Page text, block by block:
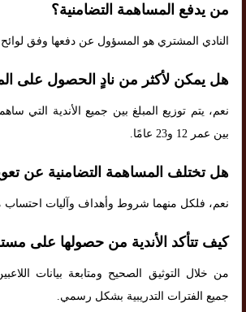
من يدفع المساهمة التضامنية؟
النادي المشتري هو المسؤول عن دفعها وفق لوائح FIFA.
هل يمكن لأكثر من نادٍ الحصول على
نعم، يتم توزيع المبلغ بين جميع الأندية التي
بين عمر 12 و23 عامًا.
هل تختلف المساهمة التضامنية عن
نعم، فلكل منهما شروط وأهداف وآليات احتساب
كيف تتأكد الأندية من حصولها على
من خلال التوثيق الصحيح ومتابعة بيانات
جميع الفترات التدريبية بشكل رسمي.